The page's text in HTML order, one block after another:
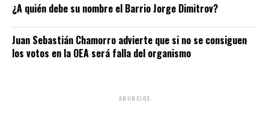
¿A quién debe su nombre el Barrio Jorge Dimitrov?
Juan Sebastián Chamorro advierte que si no se consiguen
los votos en la OEA será falla del organismo
ANUNCIOS